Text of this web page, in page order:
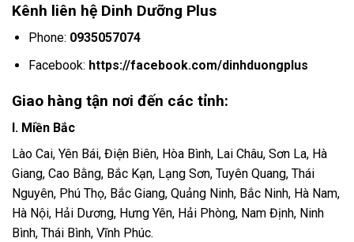
Kênh liên hệ Dinh Dưỡng Plus
Phone: 0935057074
Facebook: https://facebook.com/dinhduongplus
Giao hàng tận nơi đến các tỉnh:
I. Miền Bắc
Lào Cai, Yên Bái, Điện Biên, Hòa Bình, Lai Châu, Sơn La, Hà
Giang, Cao Bằng, Bắc Kạn, Lạng Sơn, Tuyên Quang, Thái
Nguyên, Phú Thọ, Bắc Giang, Quảng Ninh, Bắc Ninh, Hà Nam,
Hà Nội, Hải Dương, Hưng Yên, Hải Phòng, Nam Định, Ninh
Bình, Thái Bình, Vĩnh Phúc.